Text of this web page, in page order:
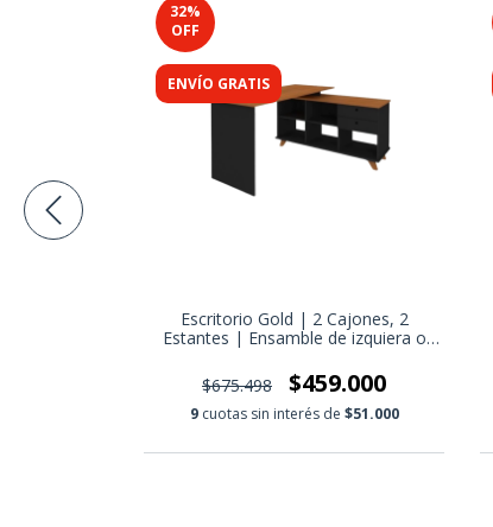
32%
OFF
ENVÍO GRATIS
Escritorio Gold | 2 Cajones, 2
Estantes | Ensamble de izquiera o
$320.000]
$675.498 $459.000
9 cuotas sin interés de $51.000